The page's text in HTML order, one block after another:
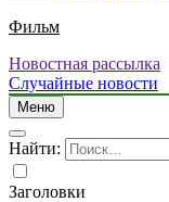
Фильм
Новостная рассылка
Случайные новости
Меню
Найти:
Заголовки